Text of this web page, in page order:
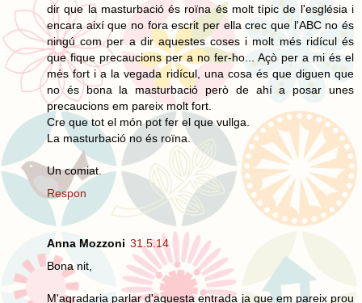
dir que la masturbació és roïna és molt típic de l'església i
encara així que no fora escrit per ella crec que l'ABC no és
ningú com per a dir aquestes coses i molt més ridícul és
que fique precaucions per a no fer-ho... Açò per a mi és el
més fort i a la vegada ridícul, una cosa és que diguen que
no és bona la masturbació però de ahí a posar unes
precaucions em pareix molt fort.
Cre que tot el món pot fer el que vullga.
La masturbació no és roïna.
Un comiat.
Respon
Anna Mozzoni 31.5.14
Bona nit,
M'agradaria parlar d'aquesta entrada ja que em pareix prou